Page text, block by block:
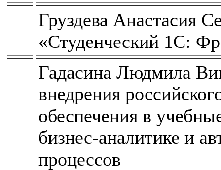
Груздева Анастасия
«Студенческий 1С:
Гадасина Людмила
внедрения
обеспечения в
бизнес-аналитике и
процессов